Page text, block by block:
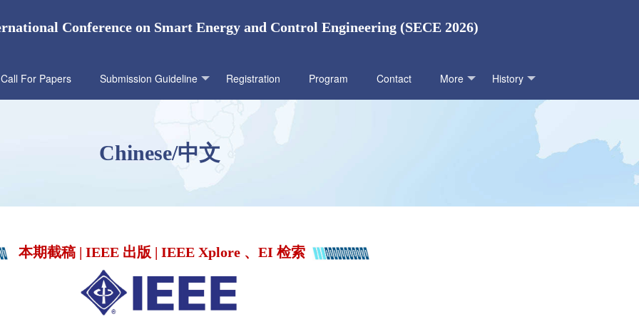
Conference on Smart Energy and Control Engineering (SECE 2026)
Call For Papers Submission Guideline Registration Program Contact More History
Chinese/中文
本期截稿 | IEEE 出版 | IEEE Xplore 、EI 检索